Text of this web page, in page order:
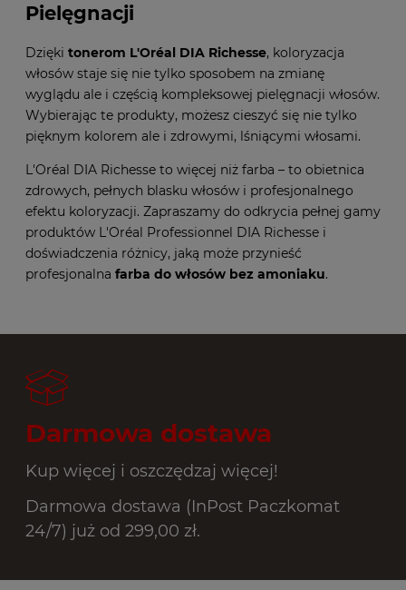
Pielęgnacji
Dzięki tonerom L'Oréal DIA Richesse, koloryzacja
włosów staje się nie tylko sposobem na zmianę
wyglądu ale i częścią kompleksowej pielęgnacji włosów.
Wybierając te produkty, możesz cieszyć się nie tylko
pięknym kolorem ale i zdrowymi, lśniącymi włosami.
L'Oréal DIA Richesse to więcej niż farba – to obietnica
zdrowych, pełnych blasku włosów i profesjonalnego
efektu koloryzacji. Zapraszamy do odkrycia pełnej gamy
produktów L'Oréal Professionnel DIA Richesse i
doświadczenia różnicy, jaką może przynieść
profesjonalna farba do włosów bez amoniaku.
Darmowa dostawa
Kup więcej i oszczędzaj więcej!
Darmowa dostawa (InPost Paczkomat
24/7) już od 299,00 zł.